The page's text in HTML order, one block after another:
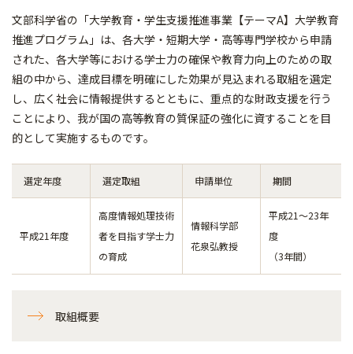
文部科学省の「大学教育・学生支援推進事業【テーマA】大学教育
推進プログラム」は、各大学・短期大学・高等専門学校から申請
された、各大学等における学士力の確保や教育力向上のための取
組の中から、達成目標を明確にした効果が見込まれる取組を選定
し、広く社会に情報提供するとともに、重点的な財政支援を行う
ことにより、我が国の高等教育の質保証の強化に資することを目
的として実施するものです。
選定年度 選定取組 申請単位 期間
平成21年度
高度情報処理技術
者を目指す学士力
の育成
情報科学部
花泉弘教授
平成21～23年
度
（3年間）
取組概要